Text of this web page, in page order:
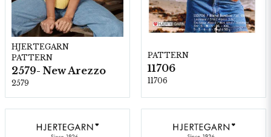
HJERTEGARN
PATTERN
2579- New Arezzo
2579
PATTERN
11706
11706